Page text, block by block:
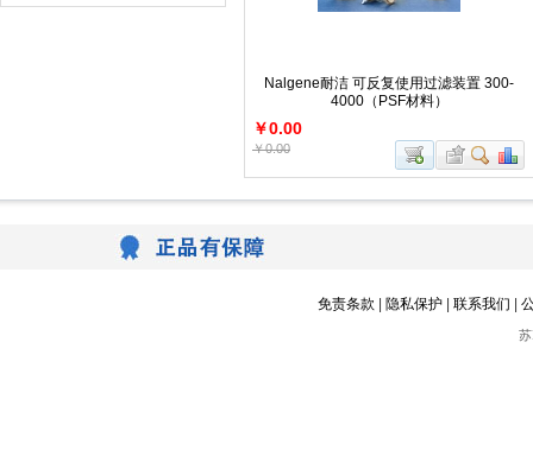
Nalgene耐洁 可反复使用过滤装置 300-
4000（PSF材料）
￥0.00
￥0.00
免责条款 隐私保护| 联系我们